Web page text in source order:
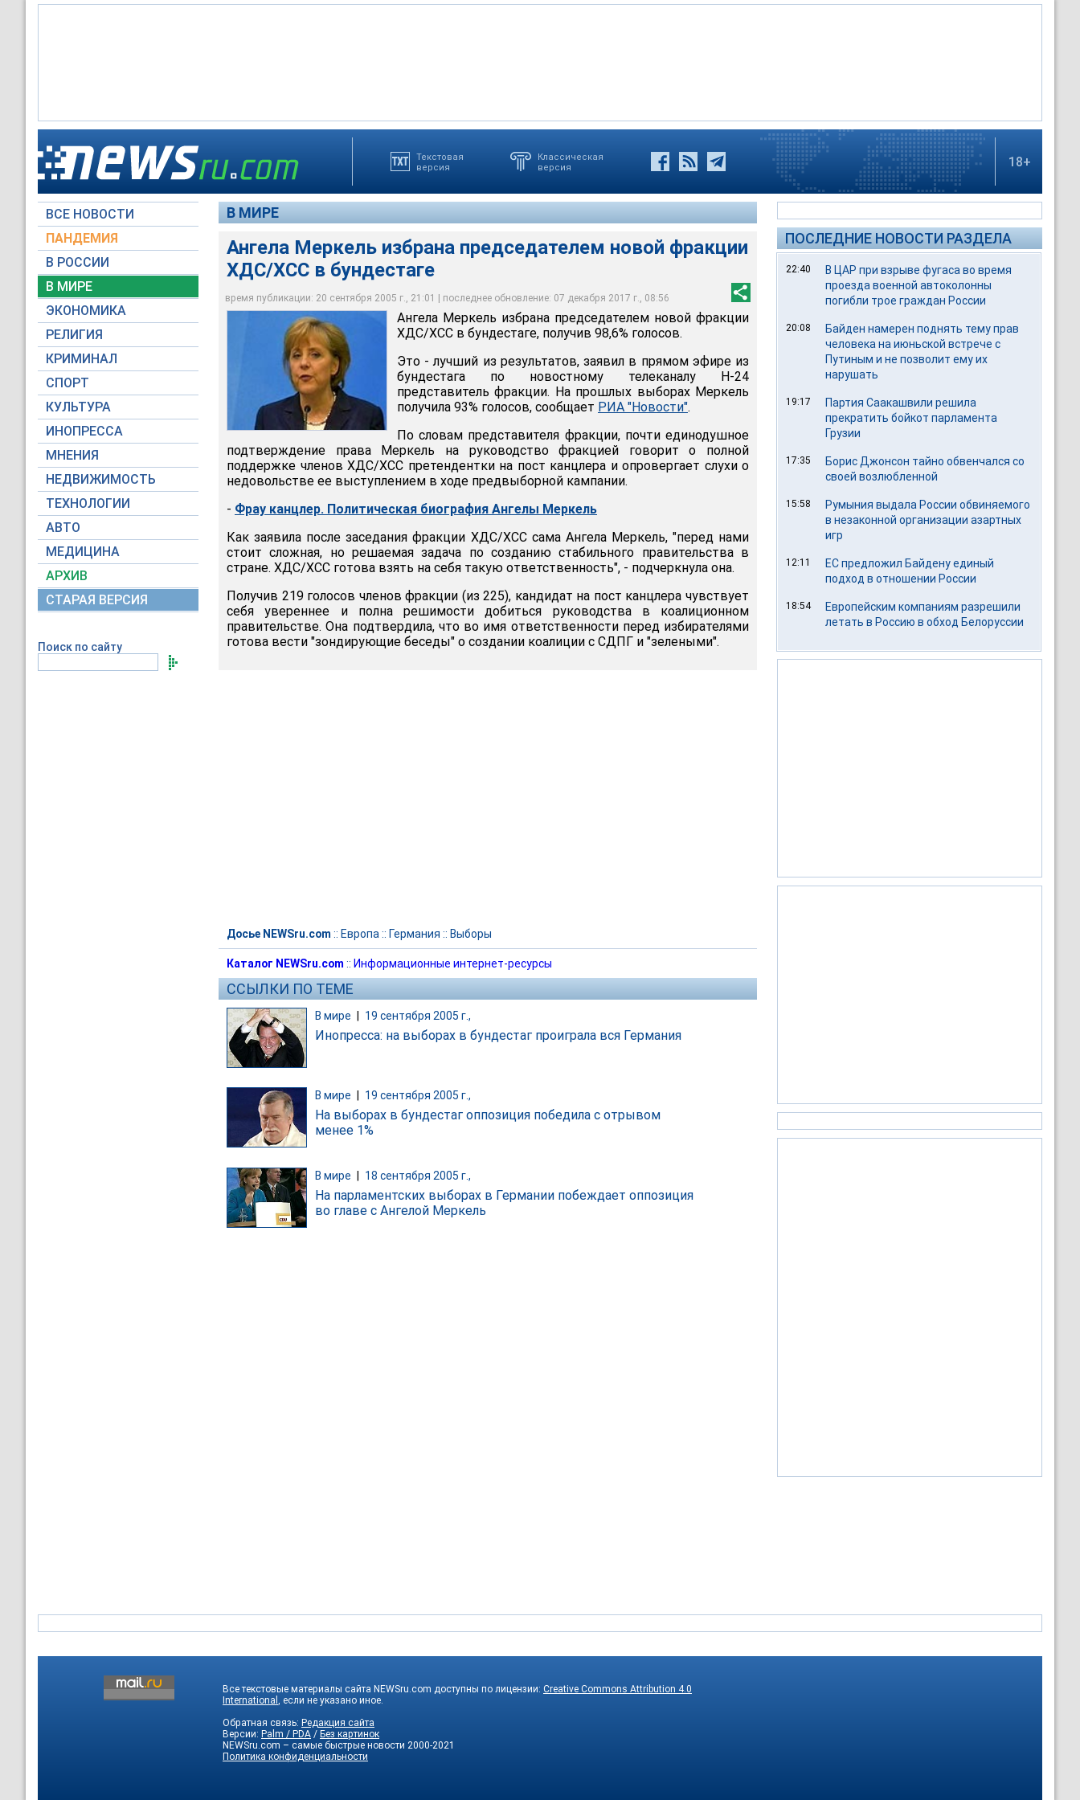
Текстовая
версия
Классическая
версия
18+
ВСЕ НОВОСТИ
ПАНДЕМИЯ
В РОССИИ
В МИРЕ
ЭКОНОМИКА
РЕЛИГИЯ
КРИМИНАЛ
СПОРТ
КУЛЬТУРА
ИНОПРЕССА
МНЕНИЯ
НЕДВИЖИМОСТЬ
ТЕХНОЛОГИИ
АВТО
МЕДИЦИНА
АРХИВ
СТАРАЯ ВЕРСИЯ
Поиск по сайту
В МИРЕ
Ангела Меркель избрана председателем новой фракции
ХДС/ХСС в бундестаге
время публикации: 20 сентября 2005 г., 21:01 | последнее обновление: 07 декабря 2017 г., 08:56
Ангела Меркель избрана председателем новой фракции ХДС/ХСС в бундестаге,
получив 98,6% голосов
Архив NEWSru.com
Ангела Меркель избрана председателем новой фракции
ХДС/ХСС в бундестаге, получив 98,6% голосов.
Это - лучший из результатов, заявил в прямом эфире из
бундестага по новостному телеканалу Н-24
представитель фракции. На прошлых выборах Меркель
получила 93% голосов, сообщает РИА "Новости".
По словам представителя фракции, почти единодушное
подтверждение права Меркель на руководство фракцией говорит о полной
поддержке членов ХДС/ХСС претендентки на пост канцлера и опровергает слухи о
недовольстве ее выступлением в ходе предвыборной кампании.
- Фрау канцлер. Политическая биография Ангелы Меркель
Как заявила после заседания фракции ХДС/ХСС сама Ангела Меркель, "перед нами
стоит сложная, но решаемая задача по созданию стабильного правительства в
стране. ХДС/ХСС готова взять на себя такую ответственность", - подчеркнула она.
Получив 219 голосов членов фракции (из 225), кандидат на пост канцлера чувствует
себя увереннее и полна решимости добиться руководства в коалиционном
правительстве. Она подтвердила, что во имя ответственности перед избирателями
готова вести "зондирующие беседы" о создании коалиции с СДПГ и "зелеными".
Досье NEWSru.com :: Европа :: Германия :: Выборы
Каталог NEWSru.com :: Информационные интернет-ресурсы
ССЫЛКИ ПО ТЕМЕ
В мире 19 сентября 2005 г.,
Инопресса: на выборах в бундестаг проиграла вся Германия
В мире 19 сентября 2005 г.,
На выборах в бундестаг оппозиция победила с отрывом
менее 1%
В мире 18 сентября 2005 г.,
На парламентских выборах в Германии побеждает оппозиция
во главе с Ангелой Меркель
ПОСЛЕДНИЕ НОВОСТИ РАЗДЕЛА
22:40
В ЦАР при взрыве фугаса во время
проезда военной автоколонны
погибли трое граждан России
20:08
Байден намерен поднять тему прав
человека на июньской встрече с
Путиным и не позволит ему их
нарушать
19:17
Партия Саакашвили решила
прекратить бойкот парламента
Грузии
17:35
Борис Джонсон тайно обвенчался со
своей возлюбленной
15:58
Румыния выдала России обвиняемого
в незаконной организации азартных
игр
12:11
ЕС предложил Байдену единый
подход в отношении России
18:54
Европейским компаниям разрешили
летать в Россию в обход Белоруссии
Все текстовые материалы сайта NEWSru.com доступны по лицензии: Creative Commons Attribution 4.0
International
, если не указано иное.
Обратная связь: Редакция сайта
Версии: Palm / PDA / Без картинок
NEWSru.com – самые быстрые новости 2000-2021
Политика конфиденциальности